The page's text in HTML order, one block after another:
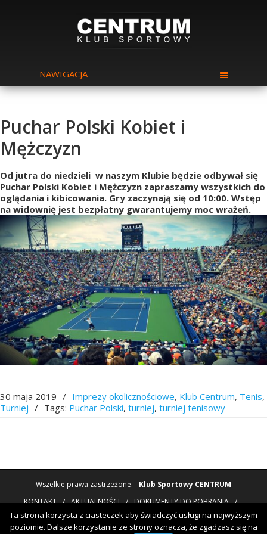
NOWOTORUŃSKA 8, BYDGOSZCZ / 52361-45-10 / 52
NAWIGACJA
Puchar Polski Kobiet i
Mężczyzn
Od jutra do niedzieli w naszym Klubie będzie odbywał się
Puchar Polski Kobiet i Mężczyzn zapraszamy wszystkich do
oglądania i kibicowania. Gry zaczynają się od 10:00. Wstęp
na widownię jest bezpłatny gwarantujemy moc wrażeń.
30 maja 2019 / Imprezy okolicznościowe, Klub Centrum, Tenis,
Turniej / Tags: Puchar Polski, turniej, turniej tenisowy
Wszelkie prawa zastrzeżone. - Klub Sportowy CENTRUM
KONTAKT / AKTUALNOŚCI / DOKUMENTY DO POBRANIA /
POLITYKA PRYWATNOŚCI
Ta strona korzysta z ciasteczek aby świadczyć usługi na najwyższym
poziomie. Dalsze korzystanie ze strony oznacza, że zgadzasz się na